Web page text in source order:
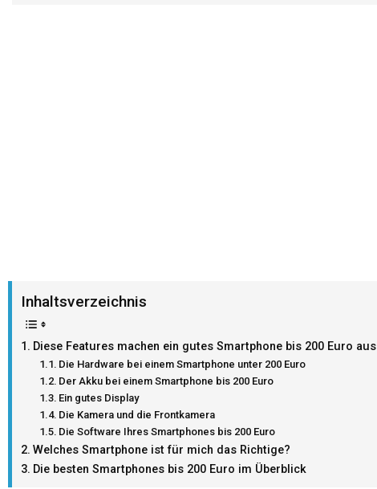
Inhaltsverzeichnis
Diese Features machen ein gutes Smartphone bis 200 Euro aus
Die Hardware bei einem Smartphone unter 200 Euro
Der Akku bei einem Smartphone bis 200 Euro
Ein gutes Display
Die Kamera und die Frontkamera
Die Software Ihres Smartphones bis 200 Euro
Welches Smartphone ist für mich das Richtige?
Die besten Smartphones bis 200 Euro im Überblick